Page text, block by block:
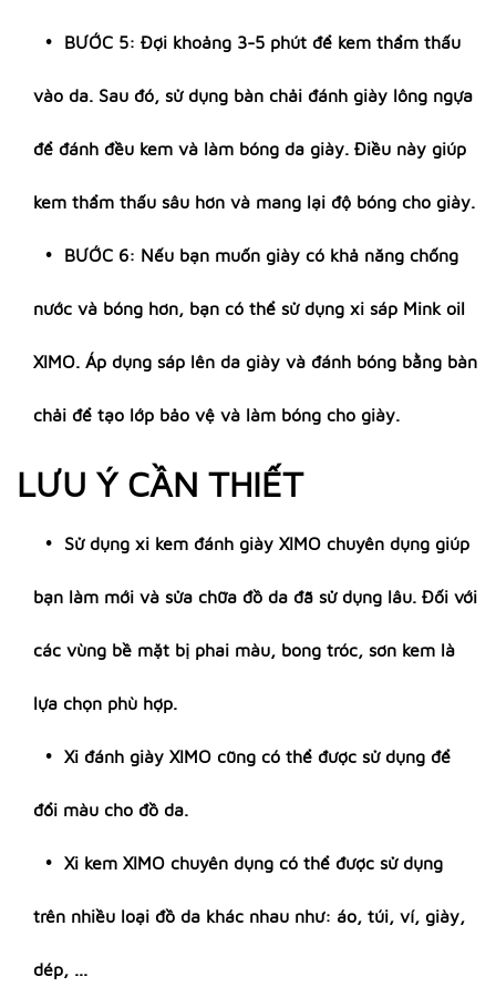
BƯỚC 5: Đợi khoảng 3-5 phút để kem thẩm thấu
vào da. Sau đó, sử dụng bàn chải đánh giày lông ngựa
để đánh đều kem và làm bóng da giày. Điều này giúp
kem thẩm thấu sâu hơn và mang lại độ bóng cho giày.
BƯỚC 6: Nếu bạn muốn giày có khả năng chống
nước và bóng hơn, bạn có thể sử dụng xi sáp Mink oil
XIMO. Áp dụng sáp lên da giày và đánh bóng bằng bàn
chải để tạo lớp bảo vệ và làm bóng cho giày.
LƯU Ý CẦN THIẾT
Sử dụng xi kem đánh giày XIMO chuyên dụng giúp
bạn làm mới và sửa chữa đồ da đã sử dụng lâu. Đối với
các vùng bề mặt bị phai màu, bong tróc, sơn kem là
lựa chọn phù hợp.
Xi đánh giày XIMO cũng có thể được sử dụng để
đổi màu cho đồ da.
Xi kem XIMO chuyên dụng có thể được sử dụng
trên nhiều loại đồ da khác nhau như: áo, túi, ví, giày,
dép, ...